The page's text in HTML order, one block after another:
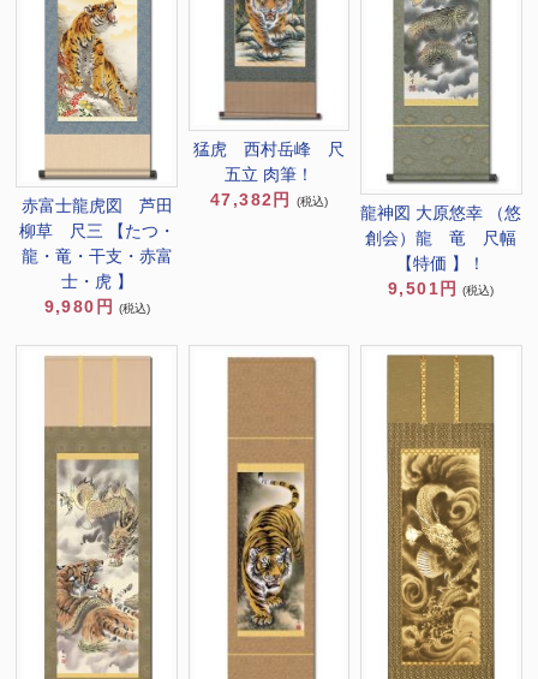
赤富士龍虎図 芦田
柳草 尺三 【たつ・
龍・竜・干支・赤富
士・虎 】
9,980円
(税込)
猛虎 西村岳峰 尺
五立 肉筆！
47,382円
(税込)
龍神図 大原悠幸 （悠
創会）龍 竜 尺幅
【特価 】！
9,501円
(税込)